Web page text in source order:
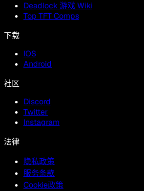
Deadlock 游戏 Wiki
Top TFT Comps
下载
IOS
Android
社区
Discord
Twitter
Instagram
法律
隐私政策
服务条款
Cookie政策